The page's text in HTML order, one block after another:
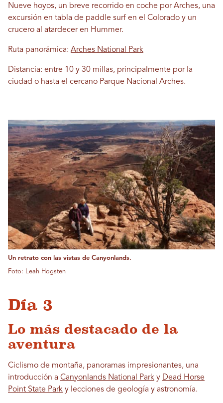
Nueve hoyos, un breve recorrido en coche por Arches, una
excursión en tabla de paddle surf en el Colorado y un
crucero al atardecer en Hummer.
Ruta panorámica: Arches National Park
Distancia: entre 10 y 30 millas, principalmente por la
ciudad o hasta el cercano Parque Nacional Arches.
Un retrato con las vistas de Canyonlands.
Foto: Leah Hogsten
Día 3
Lo más destacado de la
aventura
Ciclismo de montaña, panoramas impresionantes, una
introducción a Canyonlands National Park y Dead Horse
Point State Park y lecciones de geología y astronomía.